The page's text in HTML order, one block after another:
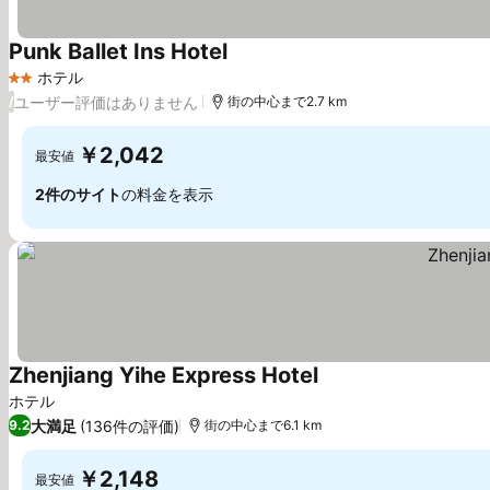
2 ホテルのランク
ホテル
Punk Ballet Ins Hotel料金を表示
/ユーザー評価はありません 街の中心まで2.7 km
最安値 ￥2,042
2件のサイトの料金を表示
ホテル
Zhenjiang Yihe Express Hotel料金を表示
9.2大満足 (136件の評価) 街の中心まで6.1 km
最安値 ￥2,148